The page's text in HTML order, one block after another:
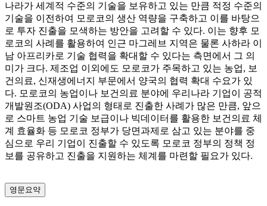
나라가 세계적 수준의 기술을 보유하고 있는 만큼 적정 수준의
기술을 이전하여 모로코의 생산 역량을 구축하고 이를 바탕으
로 투자 진출을 모색하는 방안을 고려할 수 있다. 이는 향후 모
로코의 사례를 활용하여 인근 마그레브 지역은 물론 사하라 이
남 아프리카로 기술 협력을 확대할 수 있다는 측면에서 그 의
미가 크다. 제조업 이외에도 모로코가 주목하고 있는 농업, 보
건의료, 신재생에너지 부문에서 양국의 협력 확대 수요가 있
다. 모로코의 농업이나 보건의료 분야에 우리나라 기업이 공적
개발원조(ODA) 사업의 형태로 진출한 사례가 많은 만큼, 앞으
로 스마트 농업 기술 보급이나 빅데이터를 활용한 보건의료 체
계 효율화 등 모로코 정부가 당면과제로 삼고 있는 분야를 중
심으로 우리 기업이 진출할 수 있도록 모로코 정부의 정책 정
보를 공유하고 진출을 지원하는 체계를 마련할 필요가 있다.
영문요약